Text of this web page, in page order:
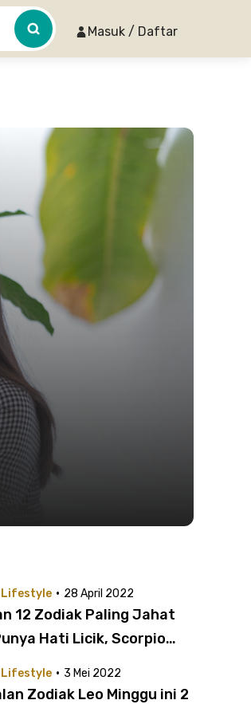
Masuk / Daftar
Lifestyle · 28 April 2022
12 Zodiak Paling Jahat
Hati Licik, Scorpio
Lifestyle · 3 Mei 2022
Zodiak Leo Minggu ini 2